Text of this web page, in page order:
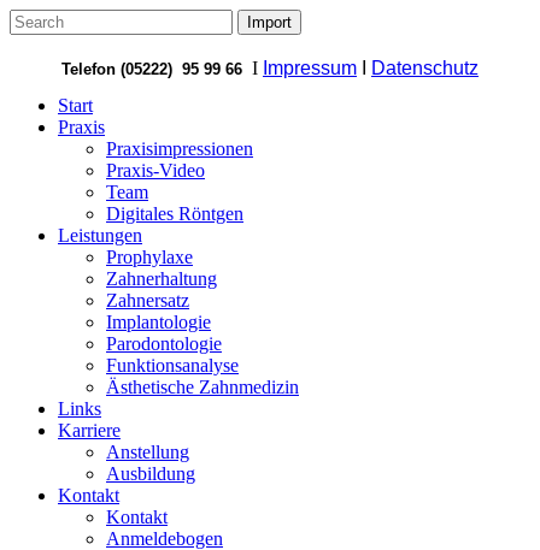
Telefon (05222) 95 99 66 I Impressum
Datenschutz
Start
Praxis
Praxisimpressionen
Praxis-Video
Team
Digitales Röntgen
Leistungen
Prophylaxe
Zahnerhaltung
Zahnersatz
Implantologie
Parodontologie
Funktionsanalyse
Ästhetische Zahnmedizin
Links
Karriere
Anstellung
Ausbildung
Kontakt
Kontakt
Anmeldebogen